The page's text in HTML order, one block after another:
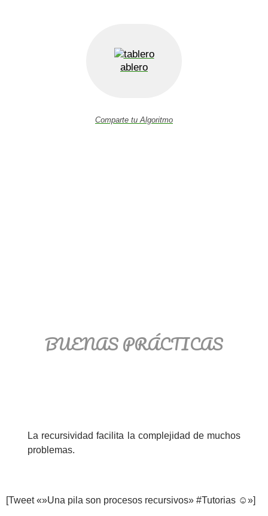
ablero
Comparte tu Algoritmo
BUENAS PRÁCTICAS
La recursividad facilita la complejidad de muchos
problemas.
[Tweet «»Una pila son procesos recursivos» #Tutorias ☺»]